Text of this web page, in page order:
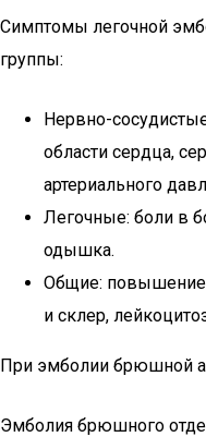
Симптомы легочной
группы:
Нервно-
области сердца,
артериального
Легочные: боли в
одышка.
Общие: повышение
и склер,
При эмболии брюшной
Эмболия брюшного